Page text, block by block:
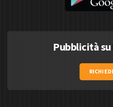
Pubblicità